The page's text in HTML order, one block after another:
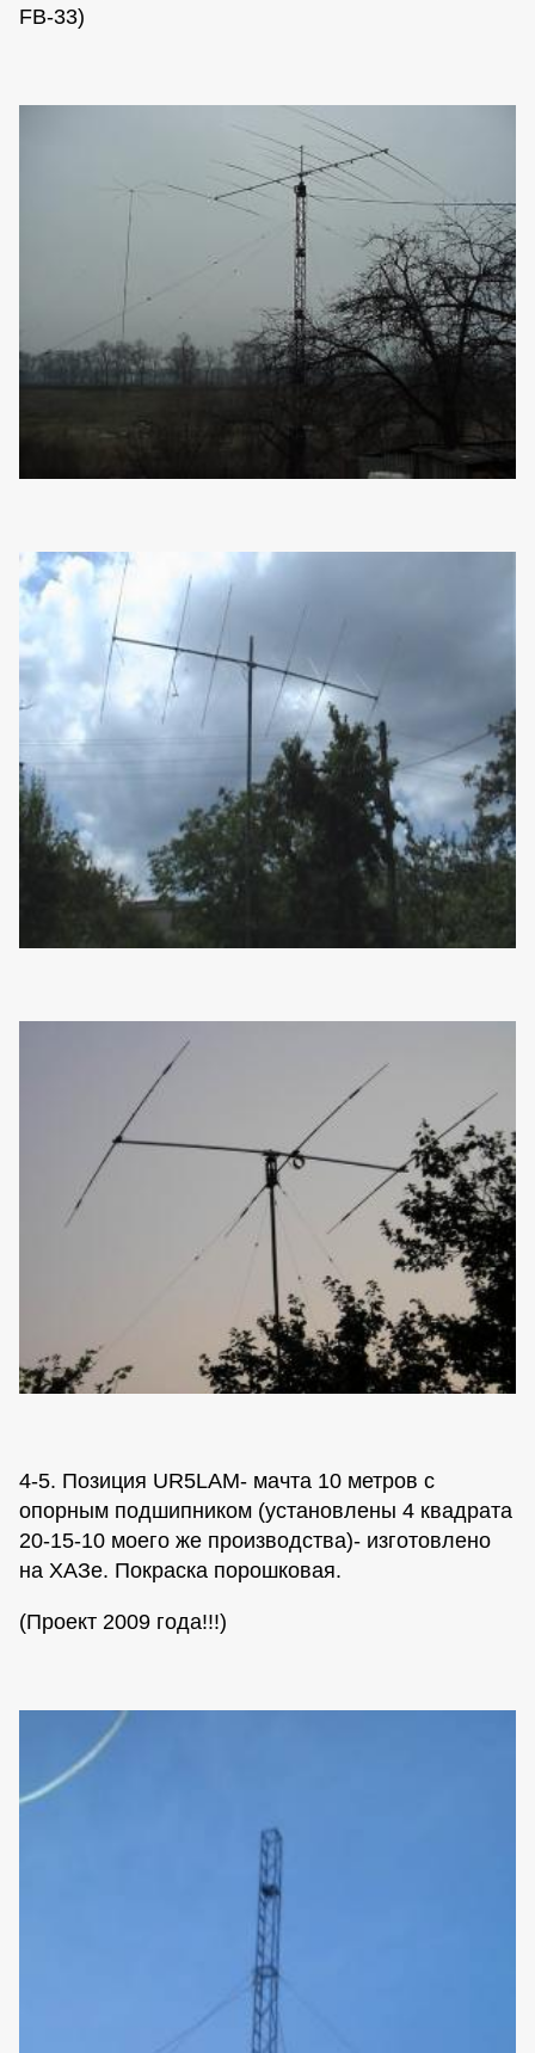
FB-33)
4-5. Позиция UR5LAM- мачта 10 метров с
опорным подшипником (установлены 4 квадрата
20-15-10 моего же производства)- изготовлено
на ХАЗе. Покраска порошковая.
(Проект 2009 года!!!)